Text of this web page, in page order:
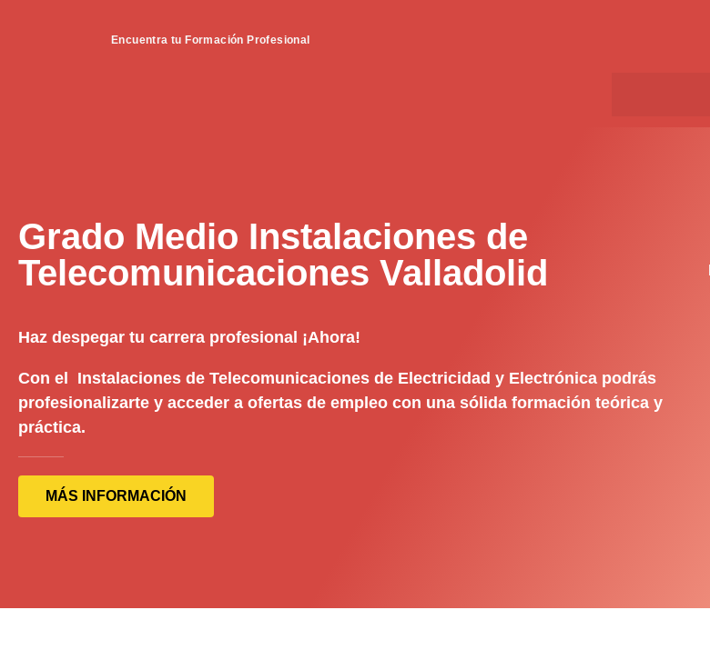
Encuentra tu Formación Profesional
Grado Medio Instalaciones de
Telecomunicaciones Valladolid
Haz despegar tu carrera profesional ¡Ahora!
Con el Instalaciones de Telecomunicaciones de Electricidad y Electrónica podrás
profesionalizarte y acceder a ofertas de empleo con una sólida formación teórica y
práctica.
MÁS INFORMACIÓN